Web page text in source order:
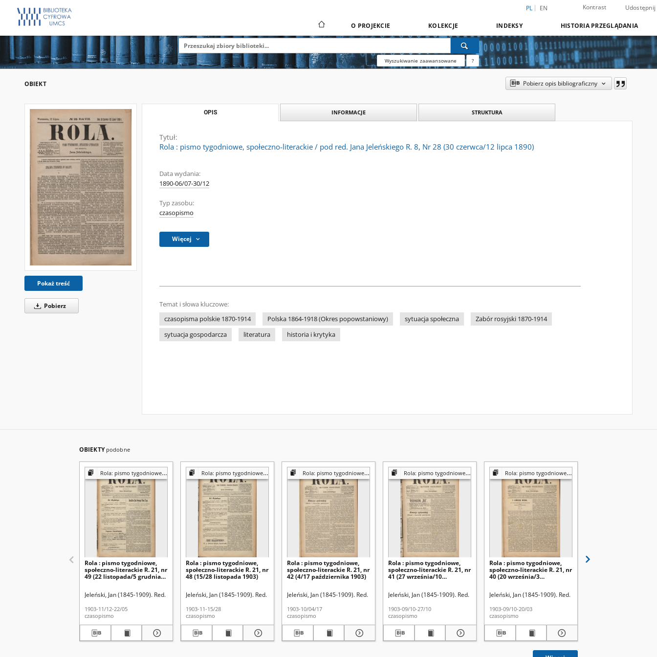
PL EN Kontrast Udostępnij
O PROJEKCIE KOLEKCJE INDEKSY HISTORIA PRZEGLĄDANIA
Wyszukiwanie zaawansowane ?
OBIEKT Pobierz opis bibliograficzny
Pokaż treść
Pobierz
OPIS INFORMACJE STRUKTURA
Tytuł:
Rola : pismo tygodniowe, społeczno-literackie / pod red. Jana Jeleńskiego R. 8, Nr 28 (30 czerwca/12 lipca 1890)
Data wydania:
1890-06/07-30/12
Typ zasobu:
czasopismo
Więcej
Temat i słowa kluczowe:
czasopisma polskie 1870-1914
Polska 1864-1918 (Okres popowstaniowy) sytuacja społeczna
Zabór rosyjski 1870-1914
sytuacja gospodarcza
literatura historia i krytyka
OBIEKTY podobne
Rola: pismo tygodniowe [poświęcone sprawom społecznym, ekonomicznym i literackim]
Rola : pismo tygodniowe,
społeczno-literackie R. 21, nr
49 (22 listopada/5 grudnia
Jeleński, Jan (1845-1909). Red.
1903-11/12-22/05
czasopismo
Rola: pismo tygodniowe [poświęcone sprawom społecznym, ekonomicznym i literackim]
Rola : pismo tygodniowe,
społeczno-literackie R. 21, nr
48 (15/28 listopada 1903)
Jeleński, Jan (1845-1909). Red.
1903-11-15/28
czasopismo
Rola: pismo tygodniowe [poświęcone sprawom społecznym, ekonomicznym i literackim]
Rola : pismo tygodniowe,
społeczno-literackie R. 21, nr
42 (4/17 października 1903)
Jeleński, Jan (1845-1909). Red.
1903-10/04/17
czasopismo
Rola: pismo tygodniowe [poświęcone sprawom społecznym, ekonomicznym i literackim]
Rola : pismo tygodniowe,
społeczno-literackie R. 21, nr
41 (27 września/10
Jeleński, Jan (1845-1909). Red.
1903-09/10-27/10
czasopismo
Rola: pismo tygodniowe [poświęcone sprawom społecznym, ekonomicznym i literackim]
Rola : pismo tygodniowe,
społeczno-literackie R. 21, nr
40 (20 września/3
Jeleński, Jan (1845-1909). Red.
1903-09/10-20/03
czasopismo